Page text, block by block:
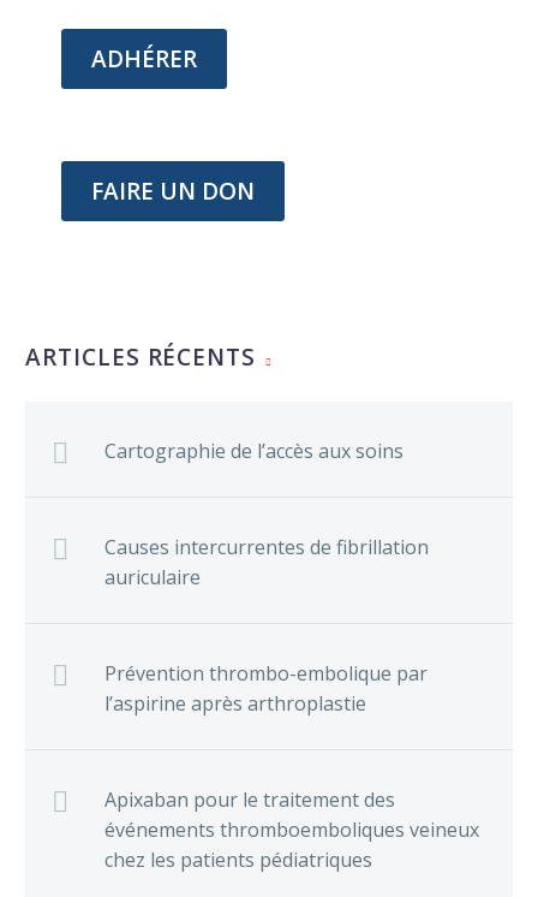
Vaccination contre le zona : un
ADHÉRER
FAIRE UN DON
ARTICLES RÉCENTS
Cartographie de l’accès aux soins
Causes intercurrentes de fibrillation
auriculaire
Prévention thrombo-embolique par
l’aspirine après arthroplastie
Apixaban pour le traitement des
événements thromboemboliques veineux
chez les patients pédiatriques